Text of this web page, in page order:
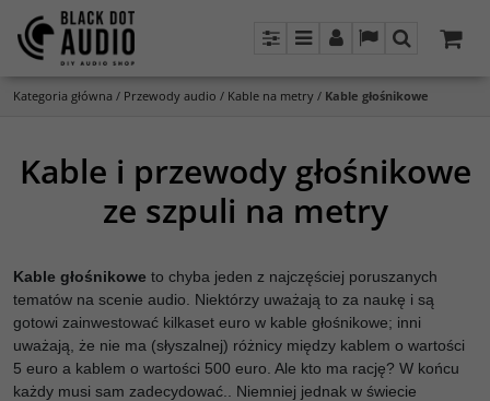
PanelMenuPanel LangSzukaj
Kategoria główna / Przewody audio / Kable na metry / Kable głośnikowe
Kable i przewody głośnikowe
ze szpuli na metry
Kable głośnikowe to chyba jeden z najczęściej poruszanych
tematów na scenie audio. Niektórzy uważają to za naukę i są
gotowi zainwestować kilkaset euro w kable głośnikowe; inni
uważają, że nie ma (słyszalnej) różnicy między kablem o wartości
5 euro a kablem o wartości 500 euro. Ale kto ma rację? W końcu
każdy musi sam zadecydować.. Niemniej jednak w świecie